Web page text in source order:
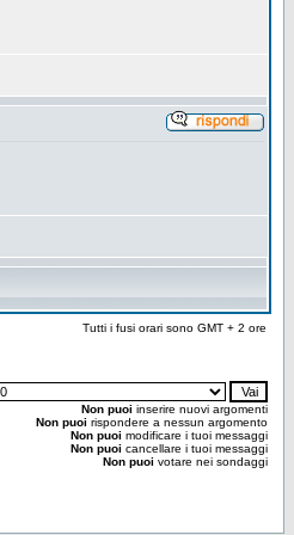
Tutti i fusi orari sono GMT + 2 ore
Non puoi inserire nuovi argomenti
Non puoi rispondere a nessun argomento
Non puoi modificare i tuoi messaggi
Non puoi cancellare i tuoi messaggi
Non puoi votare nei sondaggi